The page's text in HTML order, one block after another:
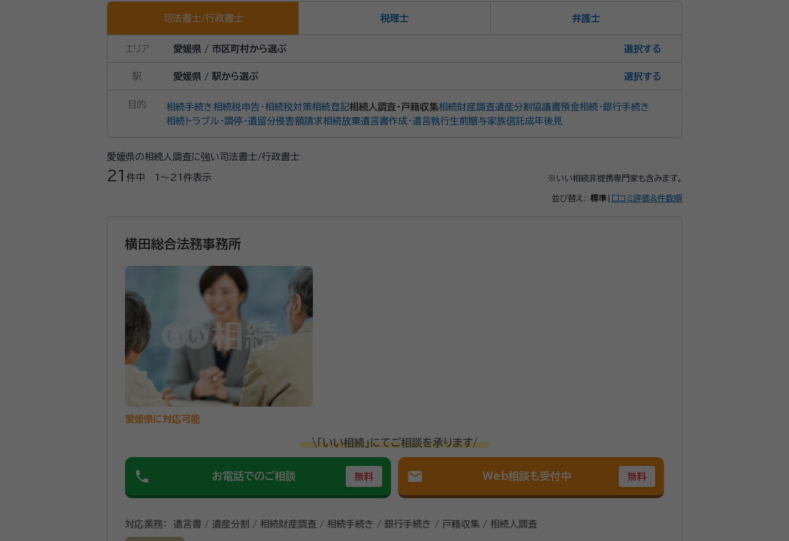
司法書士/行政書士 税理士 弁護士
エリア 愛媛県 / 市区町村から選ぶ 選択
駅 愛媛県 / 駅から選ぶ 選択
目的 相続手続き相続税申告・相続税対策相続登記相続人調査・戸籍収集相続財産調査遺産分割協議書預金相続・銀行手続き
相続トラブル・調停・遺留分侵害額請求相続放棄遺言書作成・遺言執行生前贈与家族信託成年後見
愛媛県の相続人調査に強い司法書士/行政書士
21 件中 1〜21 件表示 ※いい相続非提携専門家も含みます。
並び替え: 標準 口コミ評価&件数順
横田総合法務事務所
愛媛県に対応可能
\「いい相続」にてご相談を承ります/
phone お電話でのご相談 無料 mail Web相談も受付中 無料
対応業務： 遺言書 / 遺産分割 / 相続財産調査 / 相続手続き / 銀行手続き / 戸籍収集 / 相続人調査